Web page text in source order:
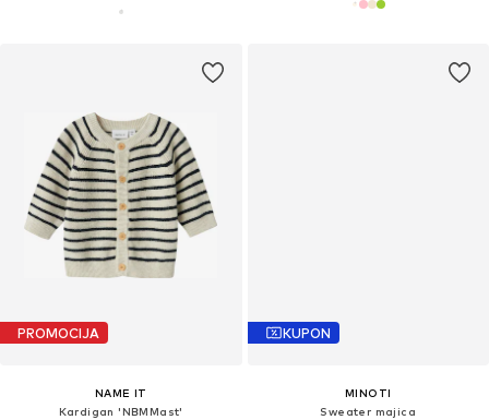
PROMOCIJA
NAME IT
Kardigan 'NBMMast'
KUPON
MINOTI
Sweater majica